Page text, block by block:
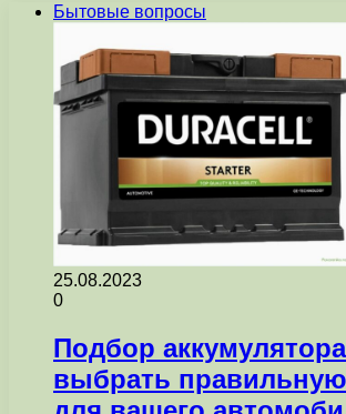
Бытовые вопросы
25.08.2023
0
Подбор
выбрать